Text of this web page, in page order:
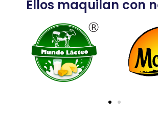
Ellos maquilan con